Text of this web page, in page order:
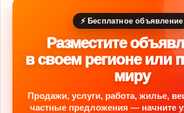
⚡ Бесплатное объявление
Разместите
в своем регионе или
миру
Продажи, услуги, работа, жилье,
частные предложения — начните